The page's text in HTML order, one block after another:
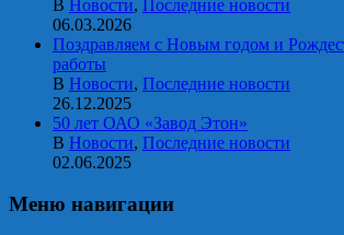
В Новости, Последние новости
06.03.2026
Поздравляем с Новым годом и
работы
В Новости, Последние новости
26.12.2025
50 лет ОАО «Завод Этон»
В Новости, Последние новости
02.06.2025
Меню навигации